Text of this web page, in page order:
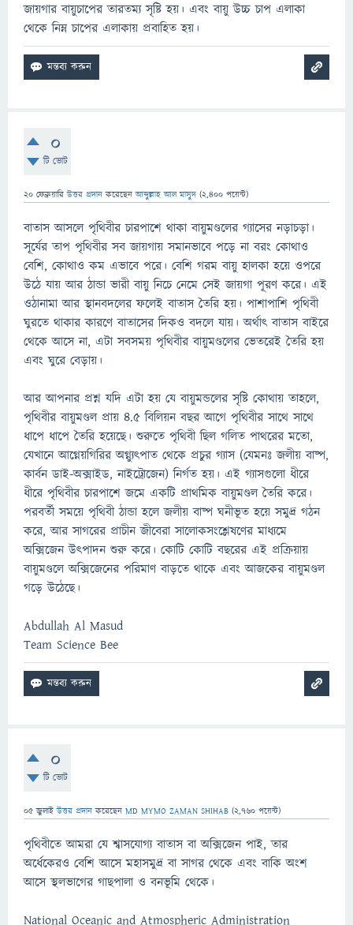
জায়গার বায়ুচাপের তারতম্য সৃষ্টি হয়। এবং বায়ু উচ্চ চাপ এলাকা
থেকে নিম্ন চাপের এলাকায় প্রবাহিত হয়।
0
টি ভোট
20 ফেব্রুয়ারি উত্তর প্রদান করেছেনআব্দুল্লাহ আল মাসুদ (2,400 পয়েন্ট)
বাতাস আসলে পৃথিবীর চারপাশে থাকা বায়ুমণ্ডলের গ্যাসের নড়াচড়া।
সূর্যের তাপ পৃথিবীর সব জায়গায় সমানভাবে পড়ে না বরং কোথাও
বেশি, কোথাও কম এভাবে পরে। বেশি গরম বায়ু হালকা হয়ে ওপরে
উঠে যায় আর ঠান্ডা ভারী বায়ু নিচে নেমে সেই জায়গা পূরণ করে। এই
ওঠানামা আর স্থানবদলের ফলেই বাতাস তৈরি হয়। পাশাপাশি পৃথিবী
ঘুরতে থাকার কারণে বাতাসের দিকও বদলে যায়। অর্থাৎ বাতাস বাইরে
থেকে আসে না, এটা সবসময় পৃথিবীর বায়ুমণ্ডলের ভেতরেই তৈরি হয়
এবং ঘুরে বেড়ায়।
আর আপনার প্রশ্ন যদি এটা হয় যে বায়ুমন্ডলের সৃষ্টি কোথায় তাহলে,
পৃথিবীর বায়ুমণ্ডল প্রায় ৪.৫ বিলিয়ন বছর আগে পৃথিবীর সাথে সাথে
ধাপে ধাপে তৈরি হয়েছে। শুরুতে পৃথিবী ছিল গলিত পাথরের মতো,
যেখানে আগ্নেয়গিরির অগ্ন্যুৎপাত থেকে প্রচুর গ্যাস (যেমনঃ জলীয় বাষ্প,
কার্বন ডাই-অক্সাইড, নাইট্রোজেন) নির্গত হয়। এই গ্যাসগুলো ধীরে
ধীরে পৃথিবীর চারপাশে জমে একটি প্রাথমিক বায়ুমণ্ডল তৈরি করে।
পরবর্তী সময়ে পৃথিবী ঠান্ডা হলে জলীয় বাষ্প ঘনীভূত হয়ে সমুদ্র গঠন
করে, আর সাগরের প্রাচীন জীবেরা সালোকসংশ্লেষণের মাধ্যমে
অক্সিজেন উৎপাদন শুরু করে। কোটি কোটি বছরের এই প্রক্রিয়ায়
বায়ুমণ্ডলে অক্সিজেনের পরিমাণ বাড়তে থাকে এবং আজকের বায়ুমণ্ডল
গড়ে উঠেছে।
Abdullah Al Masud
Team Science Bee
0
টি ভোট
05 জুলাই উত্তর প্রদান করেছেন MD MYMO ZAMAN SHIHAB (2,760 পয়েন্ট)
পৃথিবীতে আমরা যে শ্বাসযোগ্য বাতাস বা অক্সিজেন পাই, তার
অর্ধেকেরও বেশি আসে মহাসমুদ্র বা সাগর থেকে এবং বাকি অংশ
আসে স্থলভাগের গাছপালা ও বনভূমি থেকে।
National Oceanic and Atmospheric Administration